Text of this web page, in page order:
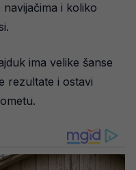
i koliko
ima velike šanse
rezultate i ostavi